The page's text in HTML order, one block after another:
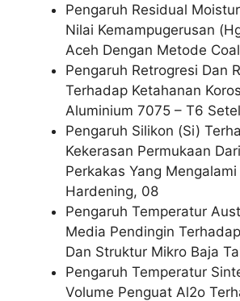
Pengaruh Residual
Nilai Kemampugerusan
Aceh Dengan Metode
Pengaruh Retrogresi Dan
Terhadap Ketahanan
Aluminium 7075 – T6
Pengaruh Silikon (Si)
Kekerasan Permukaan
Perkakas Yang Mengalami
Hardening, 08
Pengaruh Temperatur
Media Pendingin
Dan Struktur Mikro Baja
Pengaruh Temperatur
Volume Penguat Al2o